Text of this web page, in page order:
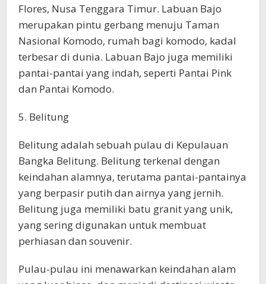
Flores, Nusa Tenggara Timur. Labuan Bajo
merupakan pintu gerbang menuju Taman
Nasional Komodo, rumah bagi komodo, kadal
terbesar di dunia. Labuan Bajo juga memiliki
pantai-pantai yang indah, seperti Pantai Pink
dan Pantai Komodo.
5. Belitung
Belitung adalah sebuah pulau di Kepulauan
Bangka Belitung. Belitung terkenal dengan
keindahan alamnya, terutama pantai-pantainya
yang berpasir putih dan airnya yang jernih.
Belitung juga memiliki batu granit yang unik,
yang sering digunakan untuk membuat
perhiasan dan souvenir.
Pulau-pulau ini menawarkan keindahan alam